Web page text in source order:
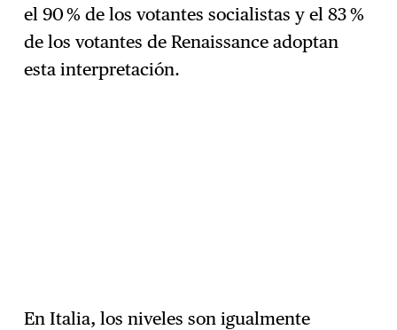
el 90 % de los votantes socialistas y el 83 %
de los votantes de Renaissance adoptan
esta interpretación.
En Italia, los niveles son igualmente